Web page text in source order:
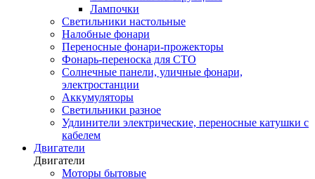
Лампочки
Светильники настольные
Налобные фонари
Переносные фонари-прожекторы
Фонарь-переноска для СТО
Солнечные панели, уличные фонари,
электростанции
Аккумуляторы
Светильники разное
Удлинители электрические, переносные катушки с
кабелем
Двигатели
Двигатели
Моторы бытовые